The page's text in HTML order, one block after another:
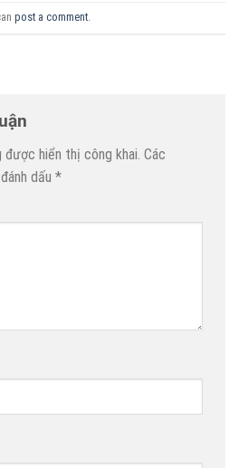
post a comment.
được hiển thị công khai. Các
dấu *